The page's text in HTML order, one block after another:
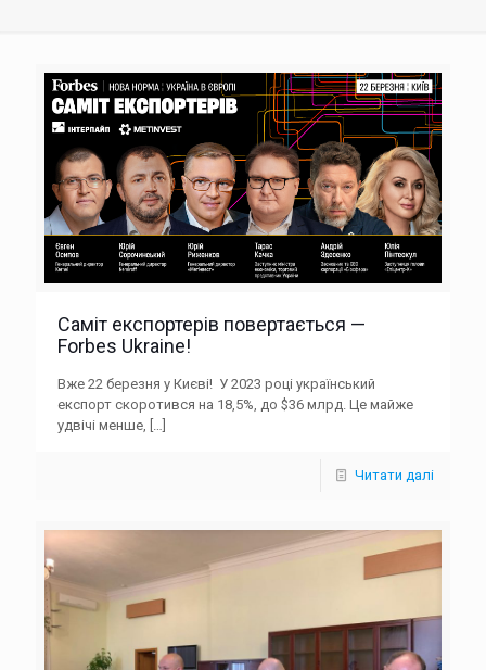
Саміт експортерів повертається —
Forbes Ukraine!
Вже 22 березня у Києві! У 2023 році український
експорт скоротився на 18,5%, до $36 млрд. Це майже
удвічі менше, […]
Читати далі